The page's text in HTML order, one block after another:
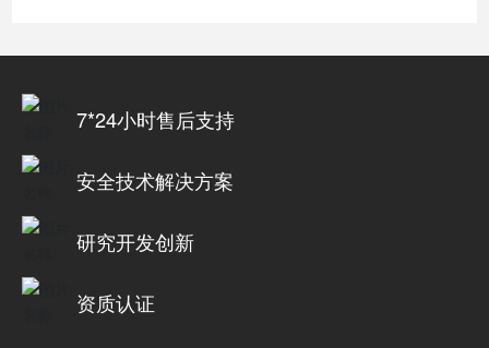
7*24小时售后支持
安全技术解决方案
研究开发创新
资质认证